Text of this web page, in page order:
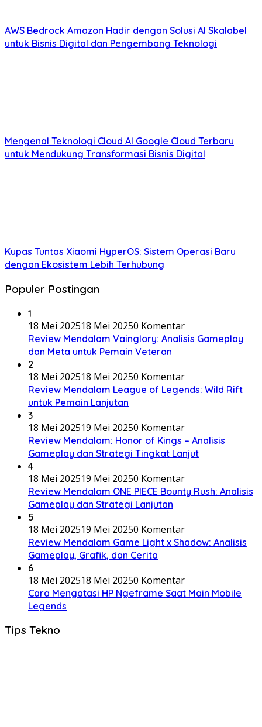
AWS Bedrock Amazon Hadir dengan Solusi AI Skalabel
untuk Bisnis Digital dan Pengembang Teknologi
Mengenal Teknologi Cloud AI Google Cloud Terbaru
untuk Mendukung Transformasi Bisnis Digital
Kupas Tuntas Xiaomi HyperOS: Sistem Operasi Baru
dengan Ekosistem Lebih Terhubung
Populer Postingan
1
18 Mei 202518 Mei 20250 Komentar
Review Mendalam Vainglory: Analisis Gameplay
dan Meta untuk Pemain Veteran
2
18 Mei 202518 Mei 20250 Komentar
Review Mendalam League of Legends: Wild Rift
untuk Pemain Lanjutan
3
18 Mei 202519 Mei 20250 Komentar
Review Mendalam: Honor of Kings – Analisis
Gameplay dan Strategi Tingkat Lanjut
4
18 Mei 202519 Mei 20250 Komentar
Review Mendalam ONE PIECE Bounty Rush: Analisis
Gameplay dan Strategi Lanjutan
5
18 Mei 202519 Mei 20250 Komentar
Review Mendalam Game Light x Shadow: Analisis
Gameplay, Grafik, dan Cerita
6
18 Mei 202518 Mei 20250 Komentar
Cara Mengatasi HP Ngeframe Saat Main Mobile
Legends
Tips Tekno